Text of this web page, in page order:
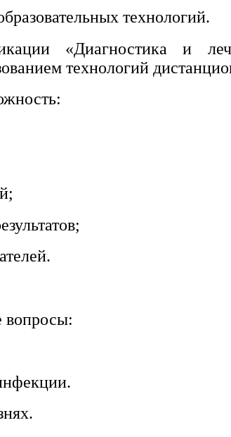
технологий.
«Диагностика и
технологий
вопросы: